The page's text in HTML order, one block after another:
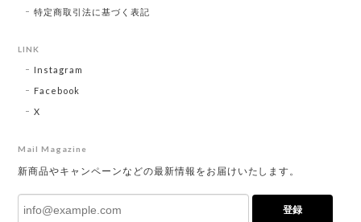
特定商取引法に基づく表記
LINK
Instagram
Facebook
X
Mail Magazine
新商品やキャンペーンなどの最新情報をお届けいたします。
登録